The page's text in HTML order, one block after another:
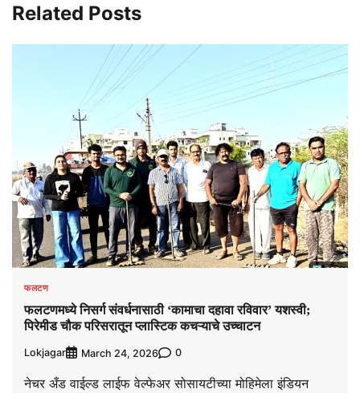
Related Posts
फलटण
फलटणमध्ये निसर्ग संवर्धनासाठी ‘कामाचा दहावा रविवार’ यशस्वी;
पिरेमीड चौक परिसरातून प्लास्टिक कचऱ्याचे उच्चाटन
Lokjagar March 24, 2026 0
नेचर अँड वाईल्ड लाईफ वेल्फेअर सोसायटीच्या मोहिमेला इंडियन